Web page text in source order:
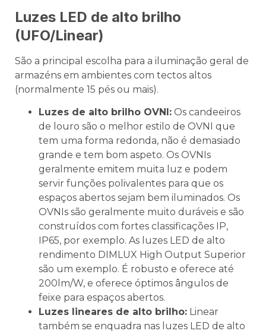
Luzes LED de alto brilho
(UFO/Linear)
São a principal escolha para a iluminação geral de
armazéns em ambientes com tectos altos
(normalmente 15 pés ou mais).
Luzes de alto brilho OVNI: Os candeeiros
de louro são o melhor estilo de OVNI que
tem uma forma redonda, não é demasiado
grande e tem bom aspeto. Os OVNIs
geralmente emitem muita luz e podem
servir funções polivalentes para que os
espaços abertos sejam bem iluminados. Os
OVNIs são geralmente muito duráveis e são
construídos com fortes classificações IP,
IP65, por exemplo. As luzes LED de alto
rendimento DIMLUX High Output Superior
são um exemplo. É robusto e oferece até
200lm/W, e oferece óptimos ângulos de
feixe para espaços abertos.
Luzes lineares de alto brilho: Linear
também se enquadra nas luzes LED de alto